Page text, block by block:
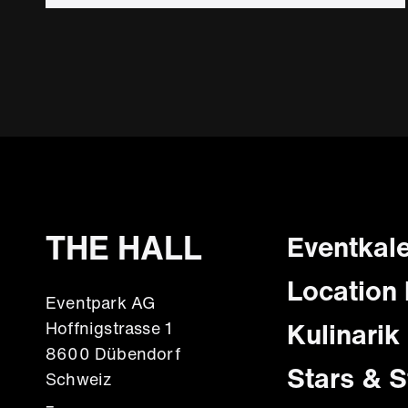
THE HALL
Eventpark AG
Hoffnigstrasse 1
8600 Dübendorf
Schweiz
Location
Kulinarik
Stars &